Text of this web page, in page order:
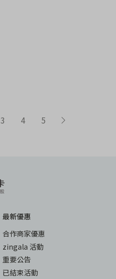
3 4 5
最新優惠
合作商家優惠
zingala 活動
重要公告
已結束活動